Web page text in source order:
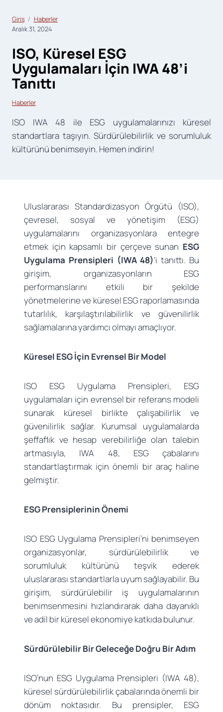
Giriş
Haberler
Aralık 31, 2024
ISO, Küresel ESG
Uygulamaları İçin IWA 48’i
Tanıttı
Haberler
ISO IWA 48 ile ESG uygulamalarınızı küresel
standartlara taşıyın. Sürdürülebilirlik ve sorumluluk
kültürünü benimseyin. Hemen indirin!
Uluslararası Standardizasyon Örgütü (ISO),
çevresel, sosyal ve yönetişim (ESG)
uygulamalarını organizasyonlara entegre
etmek için kapsamlı bir çerçeve sunan ESG
Uygulama Prensipleri (IWA 48)‘i tanıttı. Bu
girişim, organizasyonların ESG
performanslarını etkili bir şekilde
yönetmelerine ve küresel ESG raporlamasında
tutarlılık, karşılaştırılabilirlik ve güvenilirlik
sağlamalarına yardımcı olmayı amaçlıyor.
Küresel ESG İçin Evrensel Bir Model
ISO ESG Uygulama Prensipleri, ESG
uygulamaları için evrensel bir referans modeli
sunarak küresel birlikte çalışabilirlik ve
güvenilirlik sağlar. Kurumsal uygulamalarda
şeffaflık ve hesap verebilirliğe olan talebin
artmasıyla, IWA 48, ESG çabalarını
standartlaştırmak için önemli bir araç haline
gelmiştir.
ESG Prensiplerinin Önemi
ISO ESG Uygulama Prensipleri’ni benimseyen
organizasyonlar, sürdürülebilirlik ve
sorumluluk kültürünü teşvik ederek
uluslararası standartlarla uyum sağlayabilir. Bu
girişim, sürdürülebilir iş uygulamalarının
benimsenmesini hızlandırarak daha dayanıklı
ve adil bir küresel ekonomiye katkıda bulunur.
Sürdürülebilir Bir Geleceğe Doğru Bir Adım
ISO’nun ESG Uygulama Prensipleri (IWA 48),
küresel sürdürülebilirlik çabalarında önemli bir
dönüm noktasıdır. Bu prensipler, ESG